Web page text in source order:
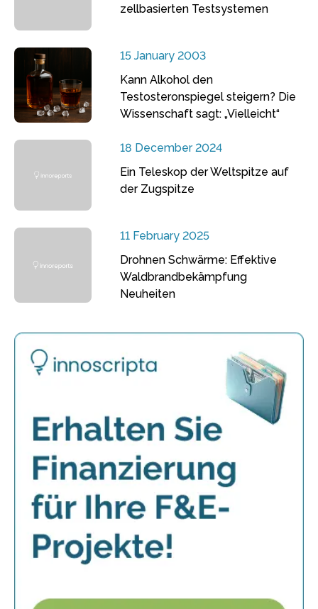
zellbasierten Testsystemen
15 January 2003
Kann Alkohol den
Testosteronspiegel steigern? Die
Wissenschaft sagt: „Vielleicht“
18 December 2024
Ein Teleskop der Weltspitze auf
der Zugspitze
11 February 2025
Drohnen Schwärme: Effektive
Waldbrandbekämpfung
Neuheiten